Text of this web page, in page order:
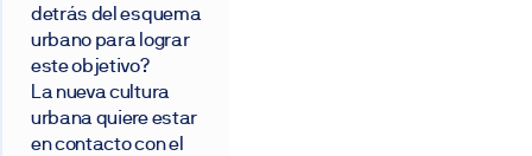
detrás del esquema
urbano para lograr
este objetivo?
La nueva cultura
urbana quiere estar
en contacto con el